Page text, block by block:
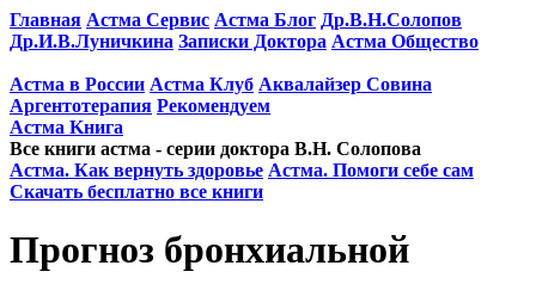
Главная Астма Сервис Астма Блог Др.В.Н.Солопов
Др.И.В.Луничкина Записки Доктора Астма Общество
Астма в России Астма Клуб Аквалайзер Совина
Аргентотерапия Рекомендуем
Астма Kнига
Все книги астма - серии доктора В.Н. Солопова
Астма. Как вернуть здоровье Астма. Помоги себе сам
Скачать бесплатно все книги
Прогноз бронхиальной